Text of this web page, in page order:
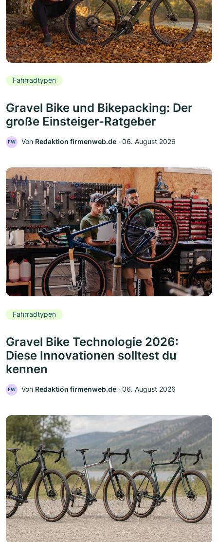
Fahrradtypen
Gravel Bike und Bikepacking: Der
große Einsteiger-Ratgeber
FW Von Redaktion firmenweb.de ‧ 06. August 2026
Fahrradtypen
Gravel Bike Technologie 2026:
Diese Innovationen solltest du
kennen
FW Von Redaktion firmenweb.de ‧ 06. August 2026